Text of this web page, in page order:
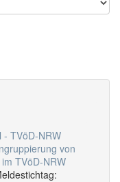
- TVöD-NRW
von
TVöD-NRW